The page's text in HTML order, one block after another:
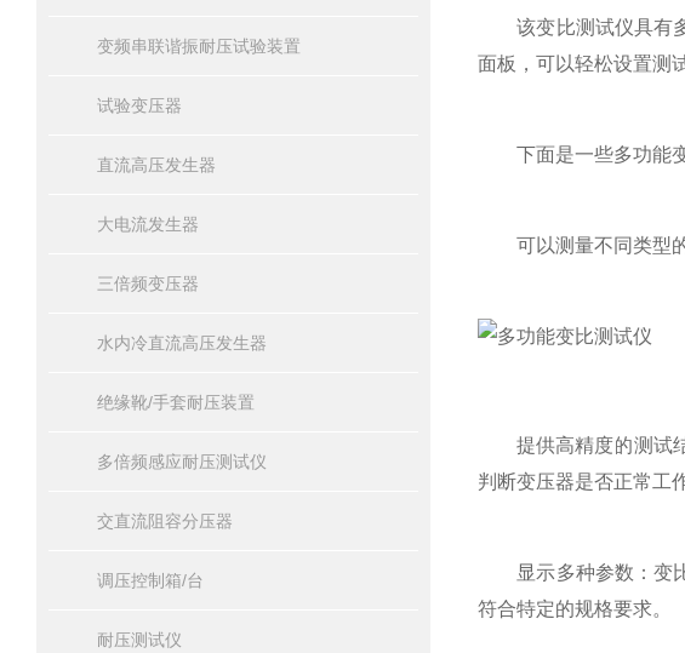
变频串联谐振耐压试验装置
试验变压器
直流高压发生器
大电流发生器
三倍频变压器
水内冷直流高压发生器
绝缘靴/手套耐压装置
多倍频感应耐压测试仪
交直流阻容分压器
调压控制箱/台
耐压测试仪
该变比测试仪具有多
面板，可以轻松设置测
下面是一些多功能变
可以测量不同类型的
提供高精度的测试结
判断变压器是否正常工
显示多种参数：变比
符合特定的规格要求。